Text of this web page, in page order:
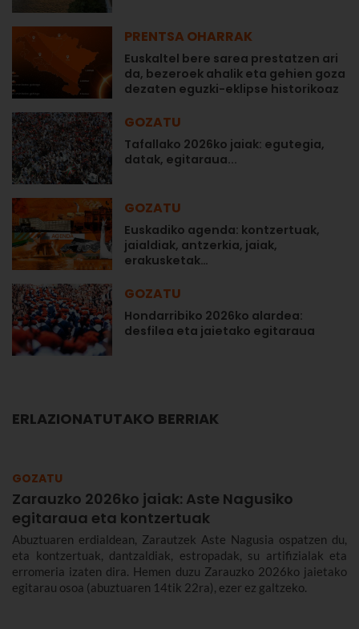
PRENTSA OHARRAK
Euskaltel bere sarea prestatzen ari
da, bezeroek ahalik eta gehien goza
dezaten eguzki-eklipse historikoaz
GOZATU
Tafallako 2026ko jaiak: egutegia,
datak, egitaraua...
GOZATU
Euskadiko agenda: kontzertuak,
jaialdiak, antzerkia, jaiak,
erakusketak…
GOZATU
Hondarribiko 2026ko alardea:
desfilea eta jaietako egitaraua
ERLAZIONATUTAKO BERRIAK
GOZATU
Zarauzko 2026ko jaiak: Aste Nagusiko
egitaraua eta kontzertuak
Abuztuaren erdialdean, Zarautzek Aste Nagusia ospatzen du,
eta kontzertuak, dantzaldiak, estropadak, su artifizialak eta
erromeria izaten dira. Hemen duzu Zarauzko 2026ko jaietako
egitarau osoa (abuztuaren 14tik 22ra), ezer ez galtzeko.